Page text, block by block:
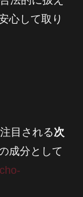
心して取り
目される次
成分として